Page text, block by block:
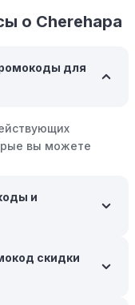
поощрения,
или cashback на
В такие периоды
значительные
с покупкой,
их на день или
включая
скидки, чтобы
о Cherehapa
для
вы можете
и
скидки